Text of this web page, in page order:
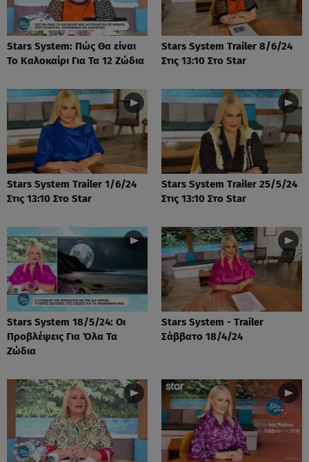
Stars System: Πώς Θα είναι
Το Καλοκαίρι Για Τα 12 Ζώδια
Stars System Trailer 8/6/24
Στις 13:10 Στο Star
Stars System Trailer 1/6/24
Στις 13:10 Στο Star
Stars System Trailer 25/5/24
Στις 13:10 Στο Star
Stars System 18/5/24: Οι
Προβλέψεις Για Όλα Τα
Ζώδια
Stars System - Trailer
Σάββατο 18/4/24